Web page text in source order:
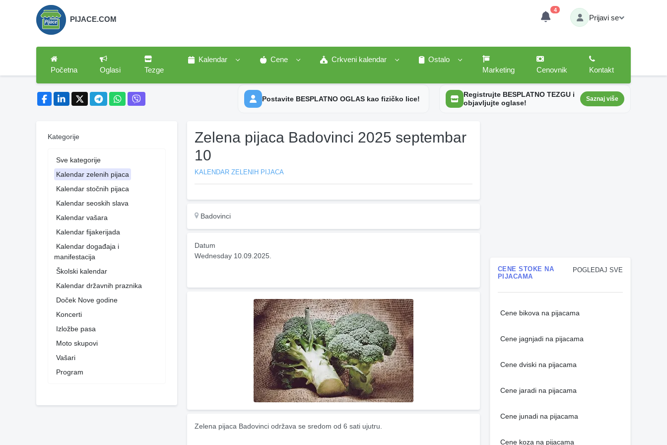
PIJACE.COM
4
Prijavi se
Početna Oglasi Tezge
Kalendar Cene Crkveni kalendar
Ostalo
Marketing
Cenovnik Kontakt
Postavite BESPLATNO OGLAS kao fizičko lice!
Registrujte BESPLATNO TEZGU i
objavljujte oglase!
Saznaj više
Kategorije
Sve kategorije
Kalendar zelenih pijaca
Kalendar stočnih pijaca
Kalendar seoskih slava
Kalendar vašara
Kalendar fijakerijada
Kalendar događaja i
manifestacija
Školski kalendar
Kalendar državnih praznika
Doček Nove godine
Koncerti
Izložbe pasa
Moto skupovi
Vašari
Program
Zelena pijaca Badovinci 2025 septembar
10
KALENDAR ZELENIH PIJACA
Badovinci
Datum
Wednesday 10.09.2025.
Zelena pijaca Badovinci održava se sredom od 6 sati ujutru.
POGLEDAJ SVE
CENE STOKE NA
PIJACAMA
Cene bikova na pijacama
Cene jagnjadi na pijacama
Cene dviski na pijacama
Cene jaradi na pijacama
Cene junadi na pijacama
Cene koza na pijacama